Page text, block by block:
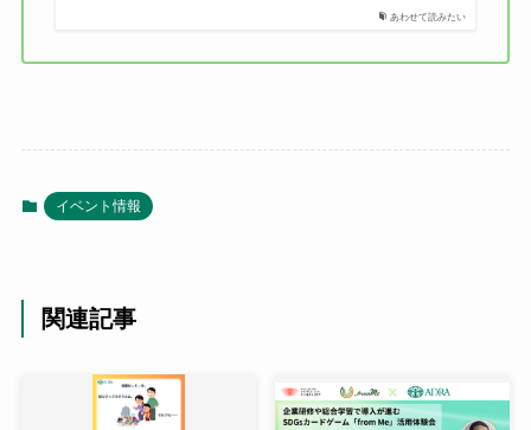
あわせて読みたい
イベント情報
関連記事